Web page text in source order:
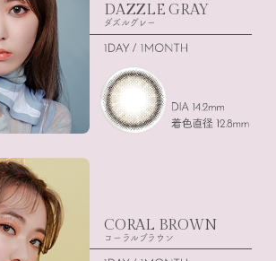
DAZZLE GRAY
ダズルグレー
CORAL BROWN
コーラルブラウン